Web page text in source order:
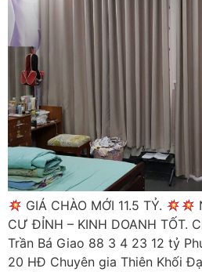
GIÁ CHÀO MỚI 11.5 TỶ.
CƯ ĐỈNH – KINH DOANH TỐT.
Trần Bá Giao 88 3 4 23 12 tỷ
20 HĐ Chuyên gia Thiên Khối